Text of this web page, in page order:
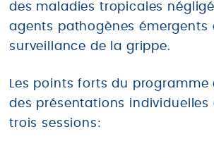
des maladies tropicales
agents pathogènes émergents
surveillance de la grippe.
Les points forts du
des présentations individuelles
trois sessions: